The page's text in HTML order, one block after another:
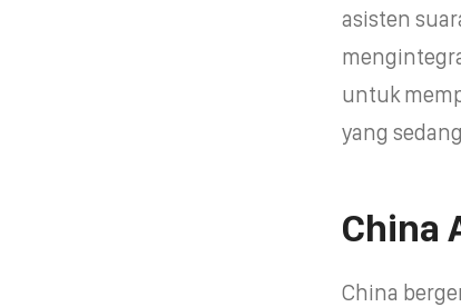
asisten
untuk
yang
China
China